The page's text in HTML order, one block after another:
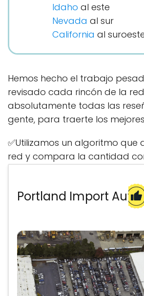
Idaho al este
Nevada al sur
California al
Hemos hecho el trabajo
revisado cada rincón de la
absolutamente todas las
gente, para traerte los
✅Utilizamos un algoritmo que
red y compara la cantidad
que solo encuentres los sitios
reputación. Aquí encontrarás
más cercana para comprar
Anuncio
Portland Import Auto